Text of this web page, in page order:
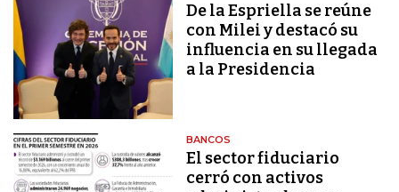
De la Espriella se reúne
con Milei y destacó su
influencia en su llegada
a la Presidencia
BANCOS
El sector fiduciario
cerró con activos